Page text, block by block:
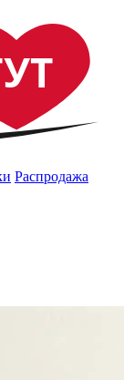
Распродажа